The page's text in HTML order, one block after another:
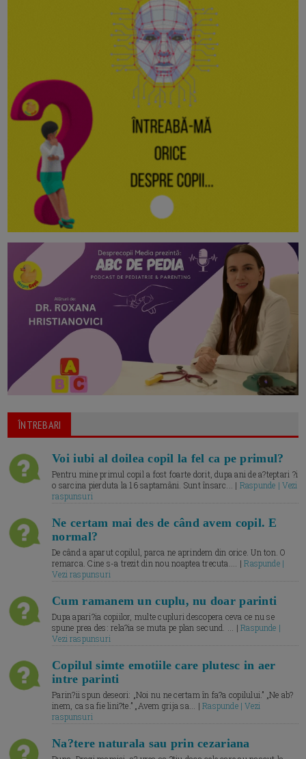
ÎNTREBARI
Voi iubi al doilea copil la fel ca pe primul?
Pentru mine primul copil a fost foarte dorit, dupa ani de a?teptari ?i
o sarcina pierduta la 16 saptamâni. Sunt însarc... | Raspunde | Vezi
raspunsuri
Ne certam mai des de când avem copil. E
normal?
De când a aparut copilul, parca ne aprindem din orice. Un ton. O
remarca. Cine s-a trezit din nou noaptea trecuta.... |Raspunde |
Vezi raspunsuri
Cum ramanem un cuplu, nu doar parinti
Dupa apari?ia copiilor, multe cupluri descopera ceva ce nu se
spune prea des: rela?ia se muta pe plan secund. ... |Raspunde |
Vezi raspunsuri
Copilul simte emotiile care plutesc in aer
intre parinti
Parin?ii spun deseori: „Noi nu ne certam în fa?a copilului.” „Ne ab?
inem, ca sa fie lini?te.” „Avem grija sa... |Raspunde | Vezi
raspunsuri
Na?tere naturala sau prin cezariana